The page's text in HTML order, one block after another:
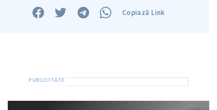
Copiază Link